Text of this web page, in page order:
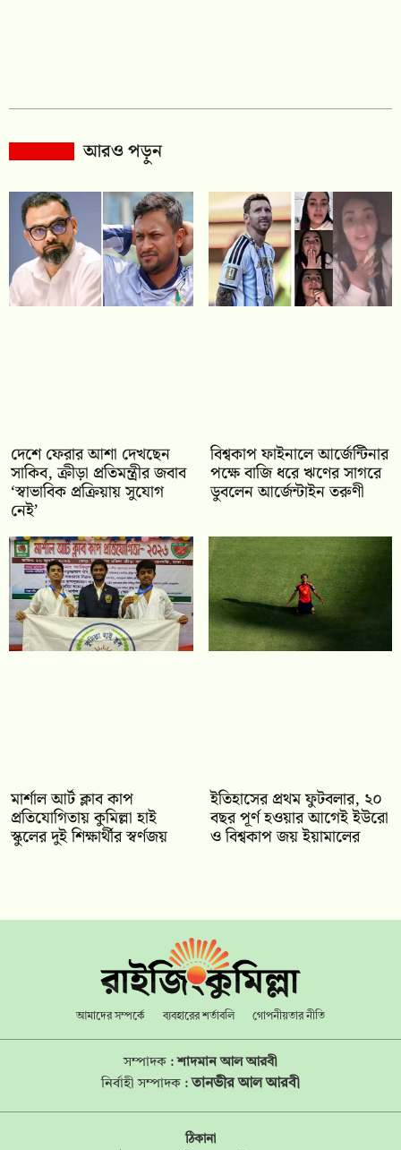
আরও পড়ুন
দেশে ফেরার আশা দেখছেন
সাকিব, ক্রীড়া প্রতিমন্ত্রীর জবাব
‘স্বাভাবিক প্রক্রিয়ায় সুযোগ
নেই’
বিশ্বকাপ ফাইনালে আর্জেন্টিনার
পক্ষে বাজি ধরে ঋণের সাগরে
ডুবলেন আর্জেন্টাইন তরুণী
মার্শাল আর্ট ক্লাব কাপ
প্রতিযোগিতায় কুমিল্লা হাই
স্কুলের দুই শিক্ষার্থীর স্বর্ণজয়
ইতিহাসের প্রথম ফুটবলার, ২০
বছর পূর্ণ হওয়ার আগেই ইউরো
ও বিশ্বকাপ জয় ইয়ামালের
আমাদের সম্পর্কে ব্যবহারের শর্তাবলি গোপনীয়তার নীতি
সম্পাদক :শাদমান আল আরবী
নির্বাহী সম্পাদক :তানভীর আল আরবী
ঠিকানা